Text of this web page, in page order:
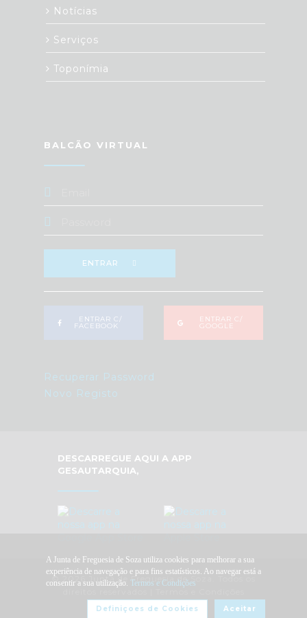
Notícias
Serviços
Toponímia
BALCÃO VIRTUAL
ENTRAR
ENTRAR C/
FACEBOOK
ENTRAR C/
GOOGLE
Recuperar Password
Novo Registo
DESCARREGUE AQUI A APP
GESAUTARQUIA,
© 2026 Junta de Freguesia de Soza. Todos os
A Junta de Freguesia de Soza utiliza cookies para melhorar a sua
experiência de navegação e para fins estatísticos. Ao navegar está a
consentir a sua utilização. Termos e Condições
Aceitar
Definiçoes de Cookies